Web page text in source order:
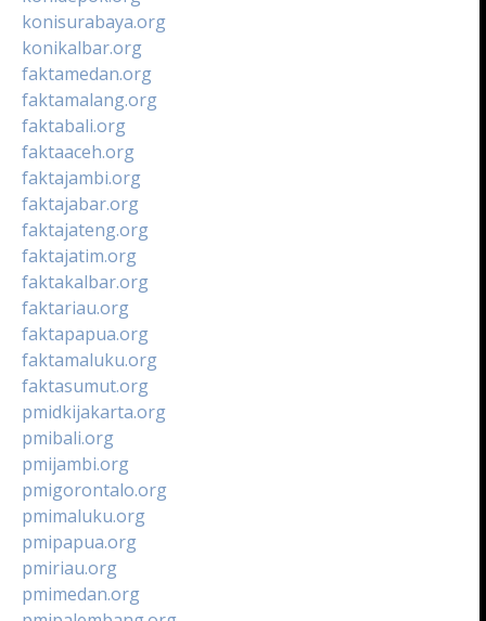
konisurabaya.org
konikalbar.org
faktamedan.org
faktamalang.org
faktabali.org
faktaaceh.org
faktajambi.org
faktajabar.org
faktajateng.org
faktajatim.org
faktakalbar.org
faktariau.org
faktapapua.org
faktamaluku.org
faktasumut.org
pmidkijakarta.org
pmibali.org
pmijambi.org
pmigorontalo.org
pmimaluku.org
pmipapua.org
pmiriau.org
pmimedan.org